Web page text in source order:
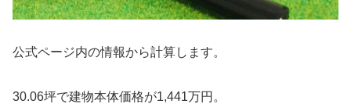
公式ページ内の情報から計算します。
30.06坪で建物本体価格が1,441万円。